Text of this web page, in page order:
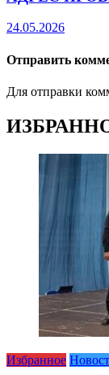
24.05.2026
Отправить
Для отправки
Избранное